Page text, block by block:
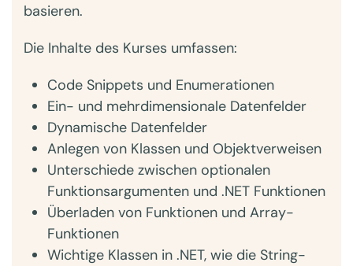
basieren.
Die Inhalte des Kurses umfassen:
Code Snippets und Enumerationen
Ein- und mehrdimensionale Datenfelder
Dynamische Datenfelder
Anlegen von Klassen und Objektverweisen
Unterschiede zwischen optionalen
Funktionsargumenten und .NET Funktionen
Überladen von Funktionen und Array-
Funktionen
Wichtige Klassen in .NET, wie die String-